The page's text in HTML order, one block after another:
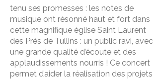
tenu ses promesses : les notes de
musique ont résonné haut et fort dans
cette magnifique église Saint Laurent
des Prés de Tullins : un public ravi, avec
une grande qualité d’écoute et des
applaudissements nourris ! Ce concert
permet d’aider la réalisation des projets